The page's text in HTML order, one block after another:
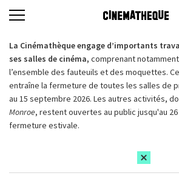
La Cinémathèque engage d’importants
ses salles de cinéma, comprenant
l’ensemble des fauteuils et des moquettes.
entraîne la fermeture de toutes les salles de
au 15 septembre 2026. Les autres activités,
Monroe, restent ouvertes au public jusqu'au
fermeture estivale.